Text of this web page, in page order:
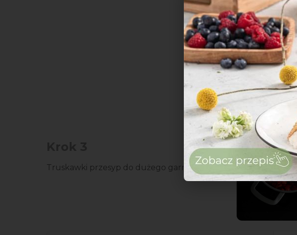
Truskawki przesyp do dużego garnka.